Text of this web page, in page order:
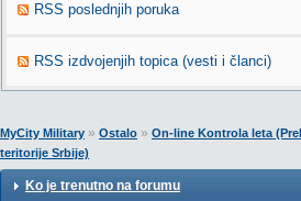
RSS poslednjih poruka
RSS izdvojenjih topica (vesti i članci)
MyCity Military » Ostalo » On-line Kontrola leta
teritorije Srbije)
Ko je trenutno na forumu